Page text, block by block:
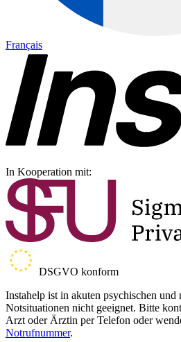
Français
In Kooperation mit:
DSGVO konform
Instahelp ist in akuten psychischen
Notsituationen nicht geeignet. Bitte
Arzt oder Ärztin per Telefon oder
Notrufnummer.